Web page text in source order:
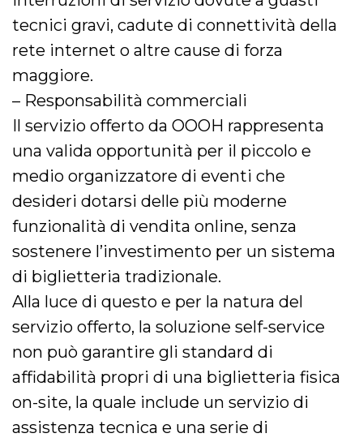
tecnici gravi, cadute di connettività della
rete internet o altre cause di forza
maggiore.
– Responsabilità commerciali
Il servizio offerto da OOOH rappresenta
una valida opportunità per il piccolo e
medio organizzatore di eventi che
desideri dotarsi delle più moderne
funzionalità di vendita online, senza
sostenere l’investimento per un sistema
di biglietteria tradizionale.
Alla luce di questo e per la natura del
servizio offerto, la soluzione self-service
non può garantire gli standard di
affidabilità propri di una biglietteria fisica
on-site, la quale include un servizio di
assistenza tecnica e una serie di